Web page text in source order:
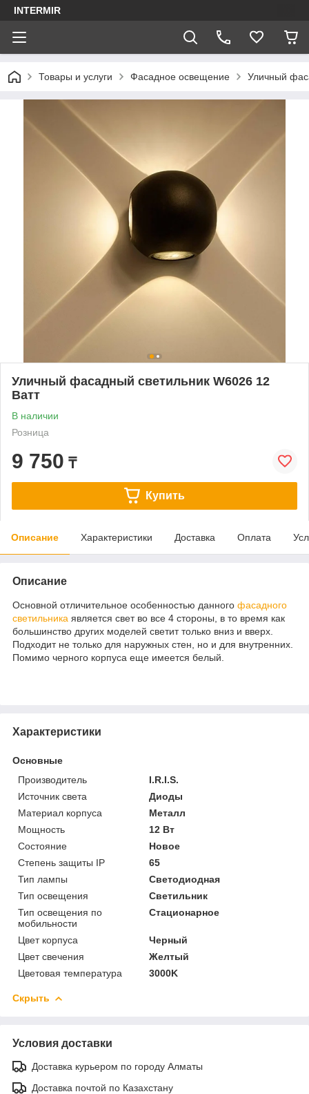
INTERMIR
Товары и услуги Фасадное освещение Уличный
Уличный фасадный светильник W6026 12
Ватт
В наличии
Розница
9 750 ₸
Купить
Описание Характеристики Доставка Оплата
Описание
Основной отличительное особенностью данного фасадного
светильника является свет во все 4 стороны, в то время как
большинство других моделей светит только вниз и вверх.
Подходит не только для наружных стен, но и для внутренних.
Помимо черного корпуса еще имеется белый.
Характеристики
Основные
Производитель
I.R.I.S.
Источник света
Диоды
Материал корпуса
Металл
Мощность
12 Вт
Состояние
Новое
Степень защиты IP
65
Тип лампы
Светодиодная
Тип освещения
Светильник
Тип освещения по
мобильности
Стационарное
Цвет корпуса
Черный
Цвет свечения
Желтый
Цветовая температура
3000K
Скрыть
Условия доставки
Доставка курьером по городу Алматы
Доставка почтой по Казахстану